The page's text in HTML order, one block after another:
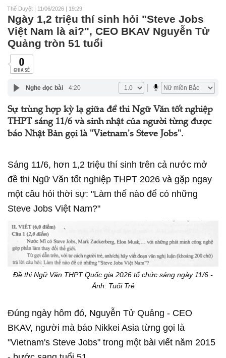
Thế Duyệt | 11/06/2026 | 19:29
Ngày 1,2 triệu thí sinh hỏi "Steve Jobs
Việt Nam là ai?", CEO BKAV Nguyễn Tử
Quảng tròn 51 tuổi
0
CHIA SẺ
Nghe đọc bài 4:20
Sự trùng hợp kỳ lạ giữa đề thi Ngữ Văn tốt nghiệp
THPT sáng 11/6 và sinh nhật của người từng được
báo Nhật Bản gọi là "Vietnam's Steve Jobs".
Sáng 11/6, hơn 1,2 triệu thí sinh trên cả nước mở
đề thi Ngữ Văn tốt nghiệp THPT 2026 và gặp ngay
một câu hỏi thời sự: "Làm thế nào để có những
Steve Jobs Việt Nam?"
Đề thi Ngữ Văn THPT Quốc gia 2026 tổ chức sáng ngày 11/6 -
Ảnh: Tuổi Trẻ
Đúng ngày hôm đó, Nguyễn Tử Quảng - CEO
BKAV, người mà báo Nikkei Asia từng gọi là
"Vietnam's Steve Jobs" trong một bài viết năm 2015